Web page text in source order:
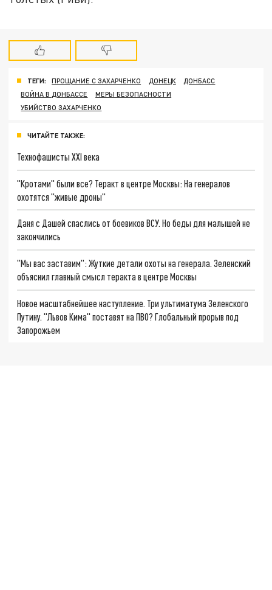
ТЕГИ: ПРОЩАНИЕ С ЗАХАРЧЕНКО ДОНЕЦК
ДОНБАСС
ВОЙНА В ДОНБАССЕ
МЕРЫ БЕЗОПАСНОСТИ
УБИЙСТВО ЗАХАРЧЕНКО
ЧИТАЙТЕ ТАКЖЕ:
Технофашисты XXI века
"Кротами" были все? Теракт в центре Москвы: На генералов
охотятся "живые дроны"
Даня с Дашей спаслись от боевиков ВСУ. Но беды для малышей не
закончились
"Мы вас заставим": Жуткие детали охоты на генерала. Зеленский
объяснил главный смысл теракта в центре Москвы
Новое масштабнейшее наступление. Три ультиматума Зеленского
Путину. "Львов Кима" поставят на ПВО? Глобальный прорыв под
Запорожьем